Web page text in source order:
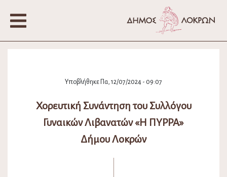
Υποβλήθηκε Πα, 12/07/2024 - 09:07
Χορευτική Συνάντηση του Συλλόγου
Γυναικών Λιβανατών «Η ΠΥΡΡΑ»
Δήμου Λοκρών